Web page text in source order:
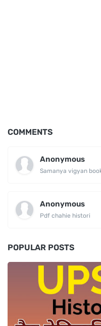
COMMENTS
Anonymous
Samanya vigyan
Anonymous
Pdf chahie histori
POPULAR POSTS